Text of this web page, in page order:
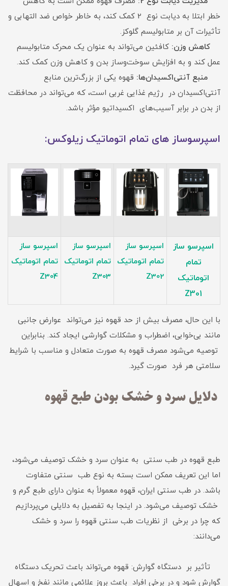
خطر ابتلا به دیابت نوع 2 کمک کند، به خاطر خواص ضد التهابی و
تأثیرات آن بر متابولیسم گلوکز.
کاهش وزن: کافئین می‌تواند به عنوان یک محرک متابولیسم
عمل کند و به افزایش سوخت‌وساز بدن و کاهش وزن کمک کند.
منبع آنتی‌اکسیدان‌ها: قهوه یکی از بزرگ‌ترین منابع
آنتی‌اکسیدان در رژیم غذایی غربی است، که می‌تواند در محافظت
از بدن در برابر آسیب‌های اکسیداتیو مؤثر باشد.
اسپرسوساز های تمام اتوماتیک زیلوکس:
اسپرسو ساز
تمام
اتوماتیک
Z301
اسپرسو ساز
تمام اتوماتیک
Z302
اسپرسو ساز
تمام اتوماتیک
Z303
اسپرسو ساز
تمام اتوماتیک
Z304
با این حال، مصرف بیش از حد قهوه نیز می‌تواند عوارض جانبی
مانند بی‌خوابی، اضطراب و مشکلات گوارشی ایجاد کند. بنابراین
توصیه می‌شود مصرف قهوه به صورت متعادل و مناسب با شرایط
سلامتی هر فرد صورت گیرد.
دلایل سرد و خشک بودن طبع قهوه
طبع قهوه در طب سنتی به عنوان سرد و خشک توصیف می‌شود،
اما این تعریف ممکن است بسته به نوع طب سنتی متفاوت
باشد. در طب سنتی ایران، قهوه معمولاً به عنوان دارای طبع گرم و
خشک توصیف می‌شود. در اینجا به تفصیل به دلایلی می‌پردازیم
که چرا در برخی از نظریات طب سنتی قهوه را سرد و خشک
می‌دانند:
تأثیر بر دستگاه گوارش: قهوه می‌تواند باعث تحریک دستگاه
گوارش شود و در برخی افراد باعث بروز علائمی مانند نفخ و اسهال